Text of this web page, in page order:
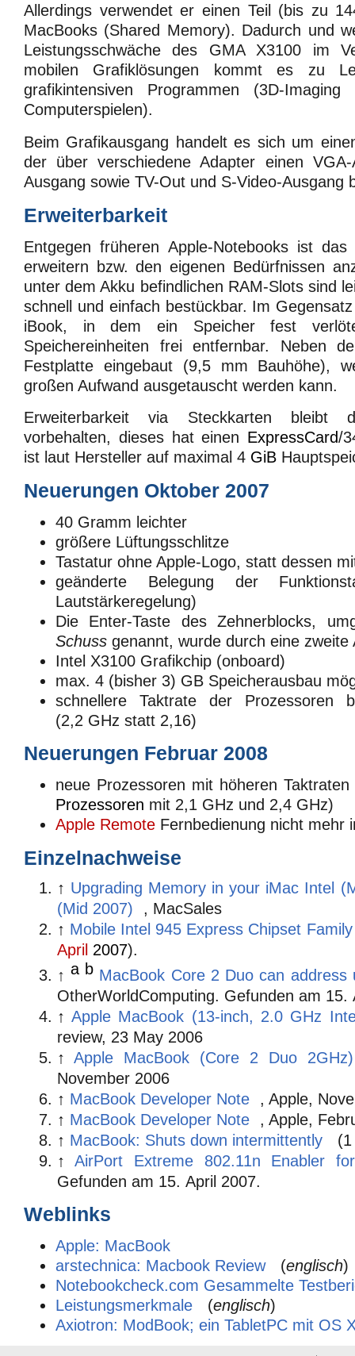
Allerdings verwendet er einen Teil (bis zu
MacBooks (Shared Memory). Dadurch und
Leistungsschwäche des GMA X3100 im
mobilen Grafiklösungen kommt es zu
grafikintensiven Programmen (3D-
Computerspielen).
Beim Grafikausgang handelt es sich um
der über verschiedene Adapter einen
Ausgang sowie TV-Out und S-Video-Ausgang
Erweiterbarkeit
Entgegen früheren Apple-Notebooks ist
erweitern bzw. den eigenen Bedürfnissen
unter dem Akku befindlichen RAM-Slots sind
schnell und einfach bestückbar. Im
iBook, in dem ein Speicher fest
Speichereinheiten frei entfernbar. Neben
Festplatte eingebaut (9,5 mm Bauhöhe),
großen Aufwand ausgetauscht werden kann.
Erweiterbarkeit via Steckkarten bleibt
vorbehalten, dieses hat einen ExpressCard/
ist laut Hersteller auf maximal 4 GiB
Neuerungen Oktober 2007
40 Gramm leichter
größere Lüftungsschlitze
Tastatur ohne Apple-Logo, statt dessen
geänderte Belegung der
Lautstärkeregelung)
Die Enter-Taste des Zehnerblocks,
Schuss genannt, wurde durch eine zweite
Intel X3100 Grafikchip (onboard)
max. 4 (bisher 3) GB Speicherausbau
schnellere Taktrate der Prozessoren
(2,2 GHz statt 2,16)
Neuerungen Februar 2008
neue Prozessoren mit höheren Taktraten
Prozessoren mit 2,1 GHz und 2,4 GHz)
Apple Remote Fernbedienung nicht mehr
Einzelnachweise
↑ Upgrading Memory in your iMac Intel
(Mid 2007)
, MacSales
↑ Mobile Intel 945 Express Chipset
April 2007).
↑ a b MacBook Core 2 Duo can
OtherWorldComputing. Gefunden am 15.
↑ Apple MacBook (13-inch, 2.0 GHz
review, 23 May 2006
↑
Apple MacBook (Core 2 Duo 2GHz)
November 2006
↑ MacBook Developer Note
, Apple,
↑ MacBook Developer Note
, Apple,
↑ MacBook: Shuts down intermittently
↑
AirPort Extreme 802.11n Enabler
Gefunden am 15. April 2007.
Weblinks
Apple: MacBook
arstechnica: Macbook Review
(englisch)
Notebookcheck.com Gesammelte
Leistungsmerkmale
(englisch)
Axiotron: ModBook; ein TabletPC mit OS